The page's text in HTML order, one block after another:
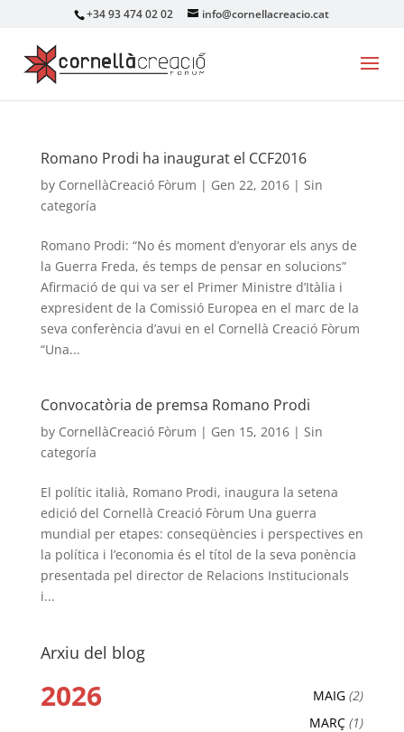
+34 93 474 02 02 info@cornellacreacio.cat
Romano Prodi ha inaugurat el CCF2016
by CornellàCreació Fòrum | Gen 22, 2016| Sin
categoría
Romano Prodi: “No és moment d’enyorar els anys de
la Guerra Freda, és temps de pensar en solucions”
Afirmació de qui va ser el Primer Ministre d’Itàlia i
expresident de la Comissió Europea en el marc de la
seva conferència d’avui en el Cornellà Creació Fòrum
“Una...
Convocatòria de premsa Romano Prodi
by CornellàCreació Fòrum | Gen 15, 2016| Sin
categoría
El polític italià, Romano Prodi, inaugura la setena
edició del Cornellà Creació Fòrum Una guerra
mundial per etapes: conseqüències i perspectives en
la política i l’economia és el títol de la seva ponència
presentada pel director de Relacions Institucionals
i...
Arxiu del blog
2026 MAIG (2)
MARÇ (1)